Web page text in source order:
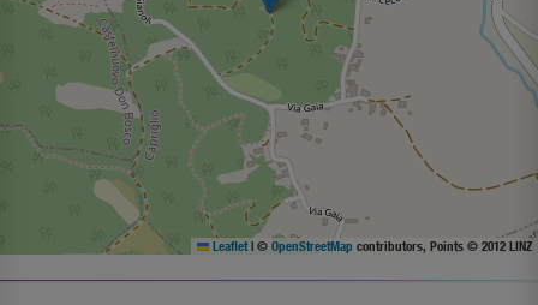
Leaflet | © OpenStreetMap contributors, Points © 2012 LINZ